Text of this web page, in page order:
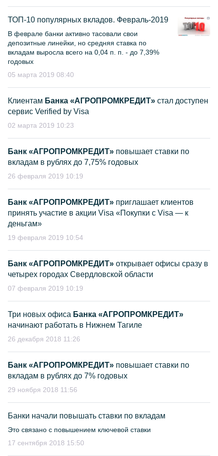
ТОП-10 популярных вкладов. Февраль-2019
В феврале банки активно тасовали свои
депозитные линейки, но средняя ставка по
вкладам выросла всего на 0,04 п. п. - до 7,39%
годовых
05 марта 2019 08:40
Клиентам Банка «АГРОПРОМКРЕДИТ» стал доступен
сервис Verified by Visa
02 марта 2019 10:23
Банк «АГРОПРОМКРЕДИТ» повышает ставки по
вкладам в рублях до 7,75% годовых
26 февраля 2019 10:19
Банк «АГРОПРОМКРЕДИТ» приглашает клиентов
принять участие в акции Visa «Покупки с Visa — к
деньгам»
19 февраля 2019 10:54
Банк «АГРОПРОМКРЕДИТ» открывает офисы сразу в
четырех городах Свердловской области
07 февраля 2019 10:19
Три новых офиса Банка «АГРОПРОМКРЕДИТ»
начинают работать в Нижнем Тагиле
26 декабря 2018 11:26
Банк «АГРОПРОМКРЕДИТ» повышает ставки по
вкладам в рублях до 7% годовых
29 ноября 2018 11:56
Банки начали повышать ставки по вкладам
Это связано с повышением ключевой ставки
17 сентября 2018 15:50